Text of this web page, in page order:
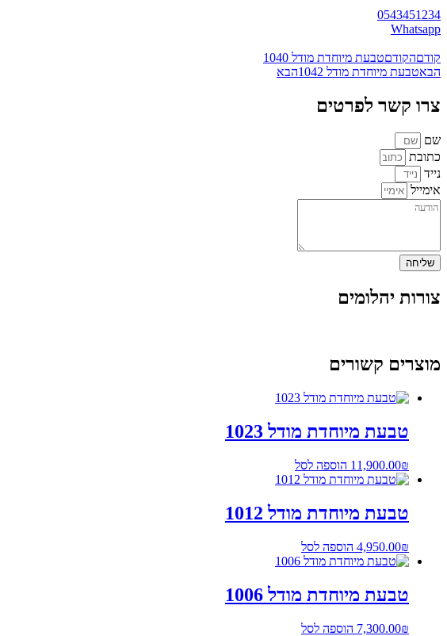
0543451234
Whatsapp
קודםהקודםטבעת מיוחדת מודל 1040
הבאטבעת מיוחדת מודל 1042 הבא
צרו קשר לפרטים
שם
כתובת
נייד
אימייל
שליחה
צורות יהלומים
מוצרים קשורים
טבעת מיוחדת מודל 1023
11,900.00₪ הוספה לסל
טבעת מיוחדת מודל 1012
4,950.00₪ הוספה לסל
טבעת מיוחדת מודל 1006
7,300.00₪ הוספה לסל